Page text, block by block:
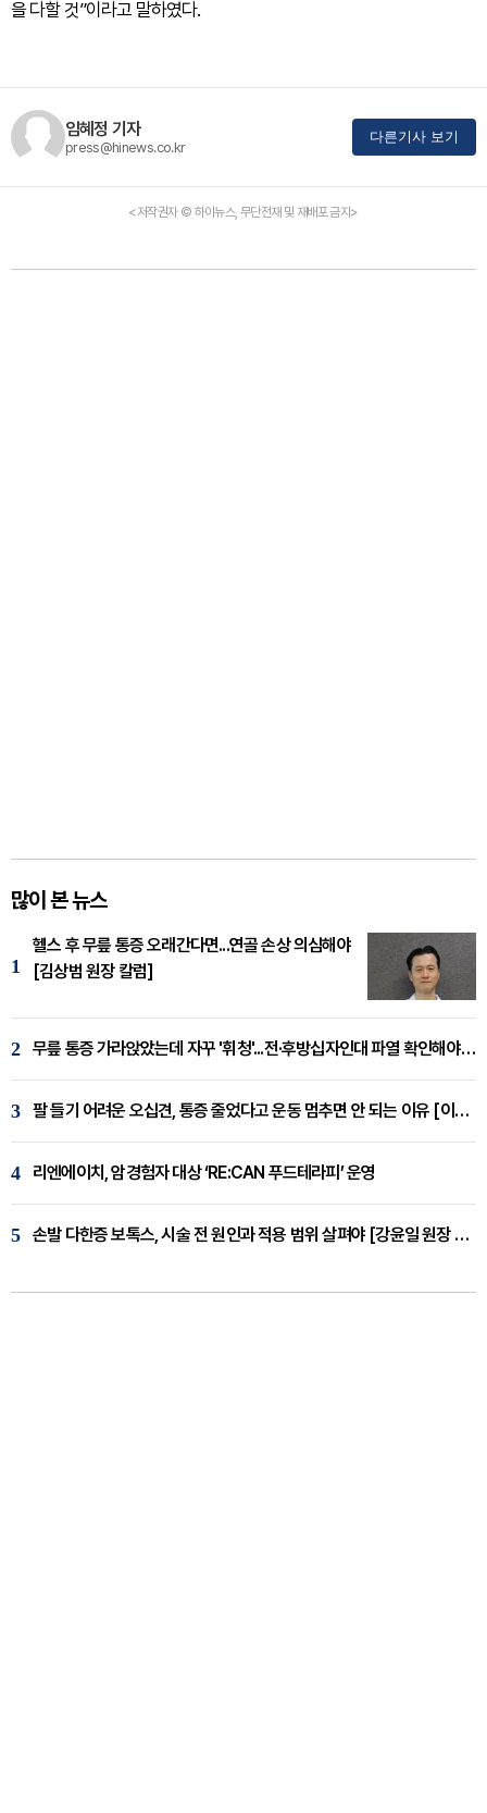
을 다할 것”이라고 말하였다.
임혜정 기자
press@hinews.co.kr
다른기사 보기
<저작권자 © 하이뉴스, 무단전재 및 재배포 금지>
많이 본 뉴스
1
헬스 후 무릎 통증 오래간다면...연골 손상 의심해야
[김상범 원장 칼럼]
2 무릎 통증 가라앉았는데 자꾸 '휘청'...전·후방십자인대 파열 확인해야 [곽우경 원장 칼럼]
3 팔 들기 어려운 오십견, 통증 줄었다고 운동 멈추면 안 되는 이유 [이병욱 원장 칼럼]
4 리엔에이치, 암경험자 대상 ‘RE:CAN 푸드테라피’ 운영
5 손발 다한증 보톡스, 시술 전 원인과 적용 범위 살펴야 [강윤일 원장 칼럼]